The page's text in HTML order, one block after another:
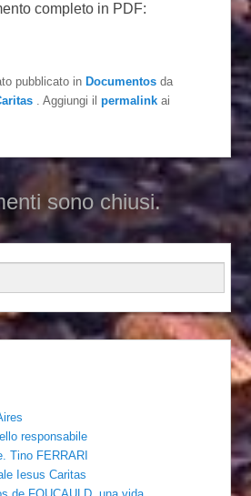
completo in PDF:
pubblicato in Documentos da
. Aggiungi ilpermalink ai
sono chiusi.
responsabile
Tino FERRARI
Iesus Caritas